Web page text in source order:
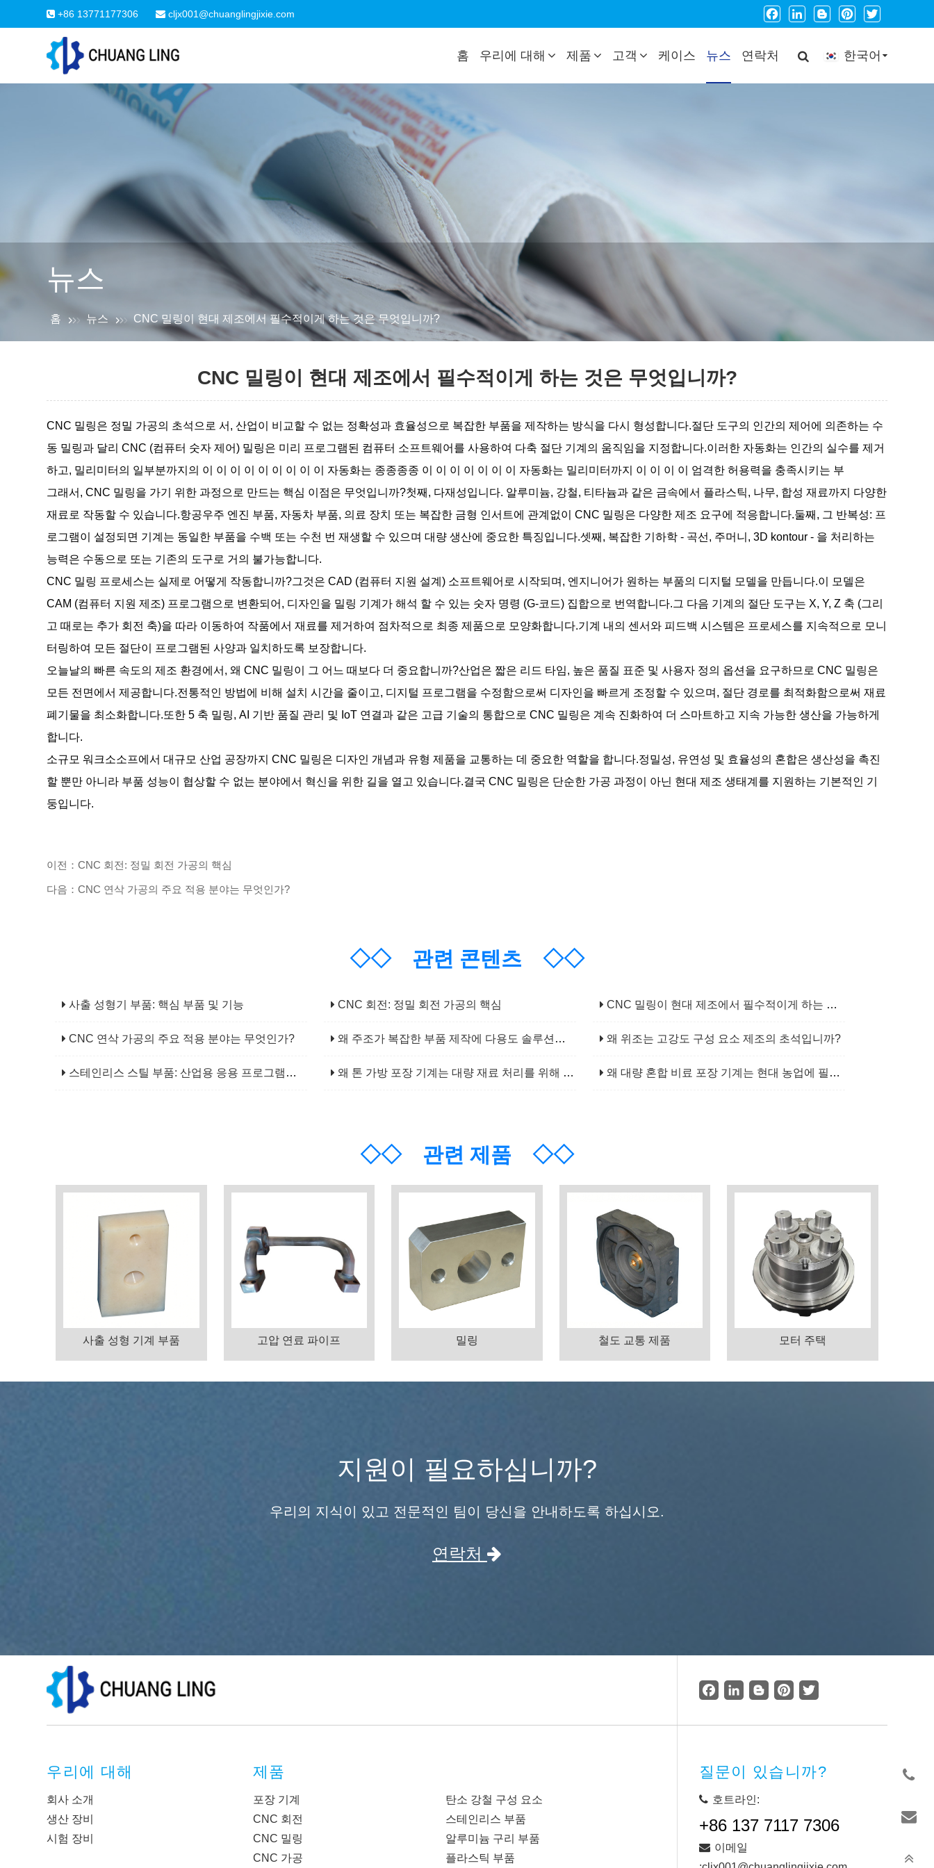
+86 13771177306 cljx001@chuanglingjixie.com Facebook
LinkedInBloggerPinterestTwitter
홈 우리에 대해 제품 고객 케이스 뉴스 연락처 한국어
뉴스
홈 뉴스 CNC 밀링이 현대 제조에서 필수적이게 하는 것은 무엇입니까?
CNC 밀링이 현대 제조에서 필수적이게 하는 것은 무엇입니까?
CNC 밀링은 정밀 가공의 초석으로 서, 산업이 비교할 수 없는 정확성과 효율성으로 복잡한 부품을 제작하는 방식을 다시 형성합니다.절단 도구의 인간의 제어에 의존하는 수
동 밀링과 달리 CNC (컴퓨터 숫자 제어) 밀링은 미리 프로그램된 컴퓨터 소프트웨어를 사용하여 다축 절단 기계의 움직임을 지정합니다.이러한 자동화는 인간의 실수를 제거
하고, 밀리미터의 일부분까지의 이 이 이 이 이 이 이 이 이 자동화는 종종종종 이 이 이 이 이 이 이 자동화는 밀리미터까지 이 이 이 이 엄격한 허용력을 충족시키는 부
그래서, CNC 밀링을 가기 위한 과정으로 만드는 핵심 이점은 무엇입니까?첫째, 다재성입니다. 알루미늄, 강철, 티타늄과 같은 금속에서 플라스틱, 나무, 합성 재료까지 다양한
재료로 작동할 수 있습니다.항공우주 엔진 부품, 자동차 부품, 의료 장치 또는 복잡한 금형 인서트에 관계없이 CNC 밀링은 다양한 제조 요구에 적응합니다.둘째, 그 반복성: 프
로그램이 설정되면 기계는 동일한 부품을 수백 또는 수천 번 재생할 수 있으며 대량 생산에 중요한 특징입니다.셋째, 복잡한 기하학 - 곡선, 주머니, 3D kontour - 을 처리하는
능력은 수동으로 또는 기존의 도구로 거의 불가능합니다.
CNC 밀링 프로세스는 실제로 어떻게 작동합니까?그것은 CAD (컴퓨터 지원 설계) 소프트웨어로 시작되며, 엔지니어가 원하는 부품의 디지털 모델을 만듭니다.이 모델은
CAM (컴퓨터 지원 제조) 프로그램으로 변환되어, 디자인을 밀링 기계가 해석 할 수 있는 숫자 명령 (G-코드) 집합으로 번역합니다.그 다음 기계의 절단 도구는 X, Y, Z 축 (그리
고 때로는 추가 회전 축)을 따라 이동하여 작품에서 재료를 제거하여 점차적으로 최종 제품으로 모양화합니다.기계 내의 센서와 피드백 시스템은 프로세스를 지속적으로 모니
터링하여 모든 절단이 프로그램된 사양과 일치하도록 보장합니다.
오늘날의 빠른 속도의 제조 환경에서, 왜 CNC 밀링이 그 어느 때보다 더 중요합니까?산업은 짧은 리드 타임, 높은 품질 표준 및 사용자 정의 옵션을 요구하므로 CNC 밀링은
모든 전면에서 제공합니다.전통적인 방법에 비해 설치 시간을 줄이고, 디지털 프로그램을 수정함으로써 디자인을 빠르게 조정할 수 있으며, 절단 경로를 최적화함으로써 재료
폐기물을 최소화합니다.또한 5 축 밀링, AI 기반 품질 관리 및 IoT 연결과 같은 고급 기술의 통합으로 CNC 밀링은 계속 진화하여 더 스마트하고 지속 가능한 생산을 가능하게
합니다.
소규모 워크소소프에서 대규모 산업 공장까지 CNC 밀링은 디자인 개념과 유형 제품을 교통하는 데 중요한 역할을 합니다.정밀성, 유연성 및 효율성의 혼합은 생산성을 촉진
할 뿐만 아니라 부품 성능이 협상할 수 없는 분야에서 혁신을 위한 길을 열고 있습니다.결국 CNC 밀링은 단순한 가공 과정이 아닌 현대 제조 생태계를 지원하는 기본적인 기
둥입니다.
이전：CNC 회전: 정밀 회전 가공의 핵심
다음：CNC 연삭 가공의 주요 적용 분야는 무엇인가?
◇◇관련 콘텐츠 ◇◇
사출 성형기 부품: 핵심 부품 및 기능 CNC 회전: 정밀 회전 가공의 핵심 CNC 밀링이 현대 제조에서 필수적이게 하는 것은 무엇입니까?
CNC 연삭 가공의 주요 적용 분야는 무엇인가? 왜 주조가 복잡한 부품 제작에 다용도 솔루션인가? 왜 위조는 고강도 구성 요소 제조의 초석입니까?
스테인리스 스틸 부품: 산업용 응용 프로그램을 위한 신뢰할 수 있는 선택 왜 톤 가방 포장 기계는 대량 재료 처리를 위해 필수적입니까? 왜 대량 혼합 비료 포장 기계는 현대 농업에 필수적입니까?
◇◇관련 제품 ◇◇
사출 성형 기계 부품 고압 연료 파이프 밀링 철도 교통 제품 모터 주택
지원이 필요하십니까?
우리의 지식이 있고 전문적인 팀이 당신을 안내하도록 하십시오.
연락처
Facebook
LinkedInBloggerPinterestTwitter
우리에 대해
회사 소개
생산 장비
시험 장비
제품
포장 기계
CNC 회전
CNC 밀링
CNC 가공
탄소 강철 구성 요소
스테인리스 부품
알루미늄 구리 부품
플라스틱 부품
질문이 있습니까?
호트라인:
+86 137 7117 7306
이메일